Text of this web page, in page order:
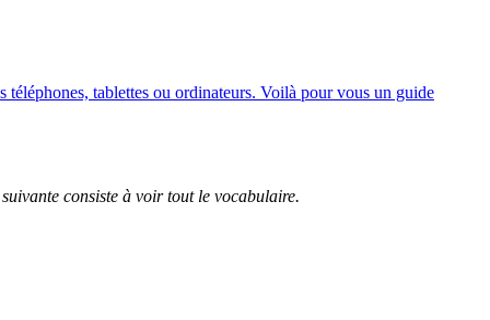
tablettes ou ordinateurs. Voilà pour vous un guide
consiste à voir tout le vocabulaire.